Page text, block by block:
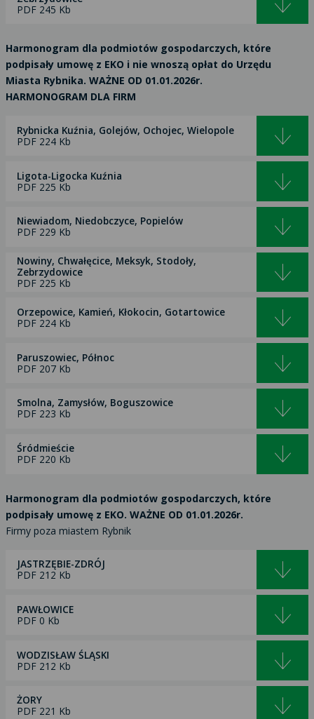
PDF 245 Kb
Harmonogram dla podmiotów gospodarczych, które
podpisały umowę z EKO i nie wnoszą opłat do Urzędu
Miasta Rybnika. WAŻNE OD 01.01.2026r.
HARMONOGRAM DLA FIRM
Rybnicka Kuźnia, Golejów, Ochojec, Wielopole
PDF 224 Kb
Ligota-Ligocka Kuźnia
PDF 225 Kb
Niewiadom, Niedobczyce, Popielów
PDF 229 Kb
Nowiny, Chwałęcice, Meksyk, Stodoły,
Zebrzydowice
PDF 225 Kb
Orzepowice, Kamień, Kłokocin, Gotartowice
PDF 224 Kb
Paruszowiec, Północ
PDF 207 Kb
Smolna, Zamysłów, Boguszowice
PDF 223 Kb
Śródmieście
PDF 220 Kb
Harmonogram dla podmiotów gospodarczych, które
podpisały umowę z EKO. WAŻNE OD 01.01.2026r.
Firmy poza miastem Rybnik
JASTRZĘBIE-ZDRÓJ
PDF 212 Kb
PAWŁOWICE
PDF 0 Kb
WODZISŁAW ŚLĄSKI
PDF 212 Kb
ŻORY
PDF 221 Kb